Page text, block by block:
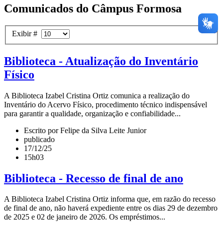
Comunicados do Câmpus Formosa
Exibir #
Biblioteca - Atualização do Inventário
Físico
A Biblioteca Izabel Cristina Ortiz comunica a realização do
Inventário do Acervo Físico, procedimento técnico indispensável
para garantir a qualidade, organização e confiabilidade...
Escrito por Felipe da Silva Leite Junior
publicado
17/12/25
15h03
Biblioteca - Recesso de final de ano
A Biblioteca Izabel Cristina Ortiz informa que, em razão do recesso
de final de ano, não haverá expediente entre os dias 29 de dezembro
de 2025 e 02 de janeiro de 2026. Os empréstimos...